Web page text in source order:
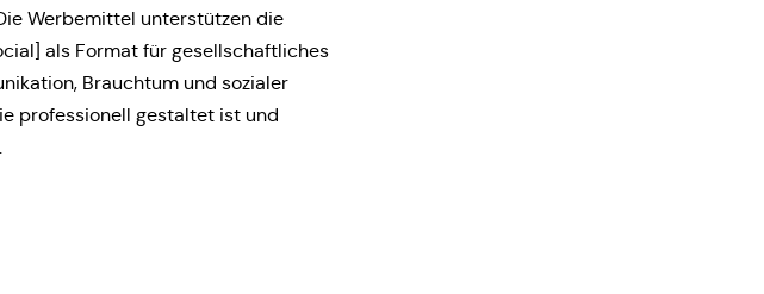
Wer­be­mit­tel unter­stüt­zen die
als Format für gesell­schaft­li­ches
Brauch­tum und sozia­ler
pro­fes­sio­nell gestal­tet ist und